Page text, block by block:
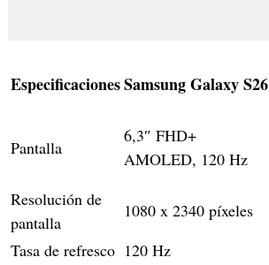
EspecificacionesSamsung Galaxy S26
Pantalla
6,3″ FHD+
AMOLED, 120 Hz
Resolución de
pantalla
1080 x 2340 píxeles
Tasa de refresco 120 Hz